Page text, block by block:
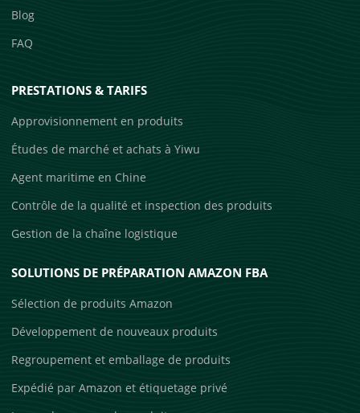
Blog
FAQ
PRESTATIONS & TARIFS
Approvisionnement en produits
Études de marché et achats à Yiwu
Agent maritime en Chine
Contrôle de la qualité et inspection des produits
Gestion de la chaîne logistique
SOLUTIONS DE PRÉPARATION AMAZON FBA
Sélection de produits Amazon
Développement de nouveaux produits
Regroupement et emballage de produits
Expédié par Amazon et étiquetage privé